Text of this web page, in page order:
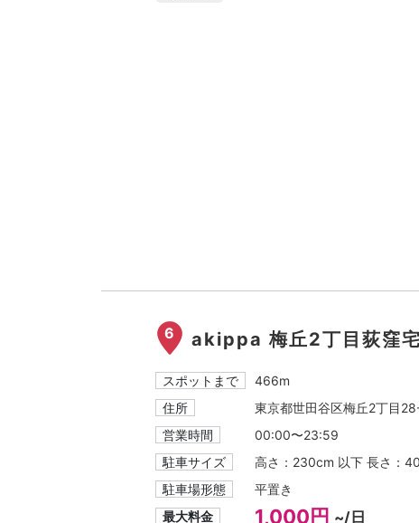
6 akippa 梅丘2丁目荻窪
スポットまで
466m
住所
東京都世田谷区梅丘2丁目
営業時間
00:00〜23:59
駐車サイズ
高さ：230cm 以下 長さ：
駐車場形態
平置き
最大料金
1,000円 ~/日